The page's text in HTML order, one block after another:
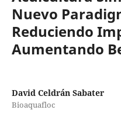
Nuevo
Reduciendo
Aumentando
David Celdrán Sabater
Bioaquafloc